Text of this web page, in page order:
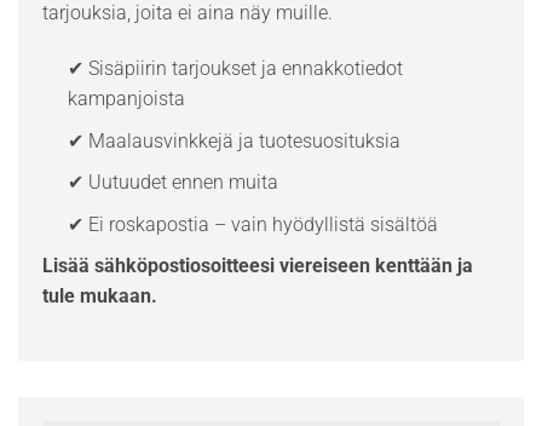
tarjouksia, joita ei aina näy muille.
✔ Sisäpiirin tarjoukset ja ennakkotiedot
kampanjoista
✔ Maalausvinkkejä ja tuotesuosituksia
✔ Uutuudet ennen muita
✔ Ei roskapostia – vain hyödyllistä sisältöä
Lisää sähköpostiosoitteesi viereiseen kenttään ja
tule mukaan.